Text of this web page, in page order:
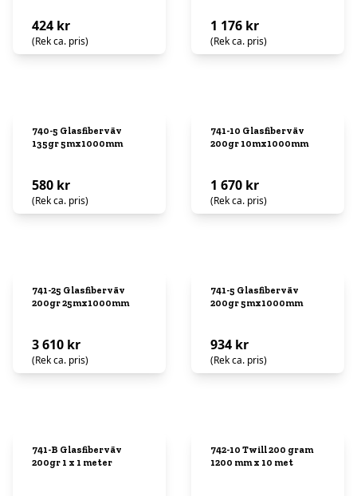
424 kr
(Rek ca. pris)
1 176 kr
(Rek ca. pris)
740-5 Glasfiberväv
135gr 5mx1000mm
580 kr
(Rek ca. pris)
741-10 Glasfiberväv
200gr 10mx1000mm
1 670 kr
(Rek ca. pris)
741-25 Glasfiberväv
200gr 25mx1000mm
3 610 kr
(Rek ca. pris)
741-5 Glasfiberväv
200gr 5mx1000mm
934 kr
(Rek ca. pris)
741-B Glasfiberväv
200gr 1 x 1 meter
742-10 Twill 200 gram
1200 mm x 10 met